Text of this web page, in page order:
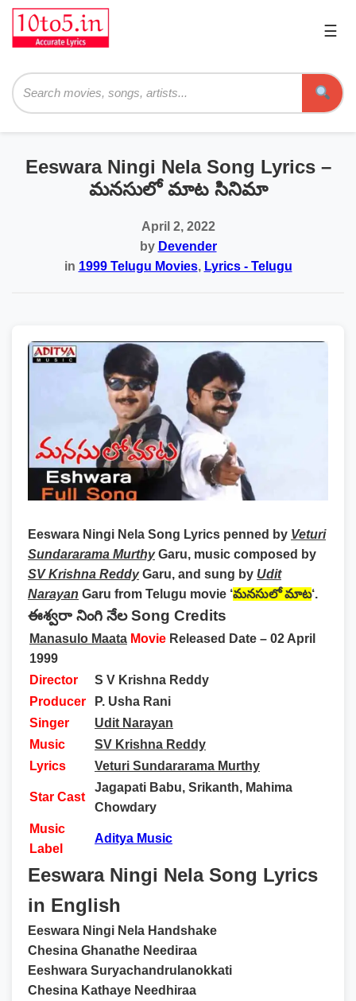
☰
Eeswara Ningi Nela Song Lyrics –
మనసులో మాట సినిమా
April 2, 2022
by Devender
in 1999 Telugu Movies, Lyrics - Telugu
Eeswara Ningi Nela Song Lyrics penned by Veturi
Sundararama MurthyGaru, music composed by
SV Krishna ReddyGaru, and sung by Udit
Narayan Garu from Telugu movie ‘మనసులో మాట‘.
ఈశ్వరా నింగి నేల Song Credits
Manasulo Maata Movie Released Date – 02 April
1999
Director
S V Krishna Reddy
Producer
P. Usha Rani
Singer
Udit Narayan
Music
SV Krishna Reddy
Lyrics
Veturi Sundararama Murthy
Star Cast
Jagapati Babu, Srikanth, Mahima
Chowdary
Music
Label
Aditya Music
Eeswara Ningi Nela Song Lyrics
in English
Eeswara Ningi Nela Handshake
Chesina Ghanathe Neediraa
Eeshwara Suryachandrulanokkati
Chesina Kathaye Needhiraa